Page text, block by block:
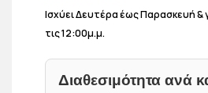
Ισχύει Δευτέρα έως Παρασκευή &
τις 12:00μ.μ.
Διαθεσιμότητα ανά